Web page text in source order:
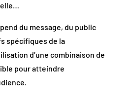
du message, du public
spécifiques de la
d’une combinaison de
pour atteindre